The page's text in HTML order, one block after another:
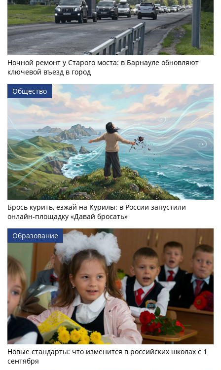
Ночной ремонт у Старого моста: в Барнауле обновляют
ключевой въезд в город
Общество
Брось курить, езжай на Курилы: в России запустили
онлайн-­площадку «Давай бросать»
Образование
Новые стандарты: что изменится в российских школах с 1
сентября